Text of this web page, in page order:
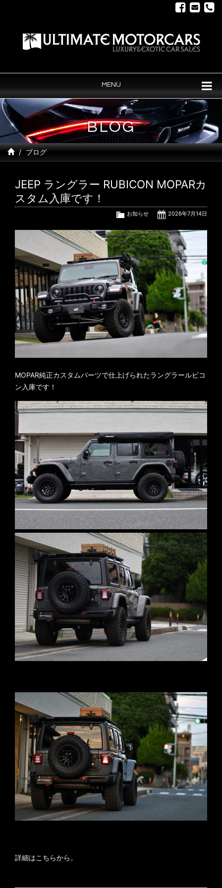
MENU
BLOG
ブログ
JEEP ラングラー RUBICON MOPARカ
スタム入庫です！
2026年7月14日
お知らせ
MOPAR純正カスタムパーツで仕上げられたラングラールビコ
ン入庫です！
詳細はこちらから。